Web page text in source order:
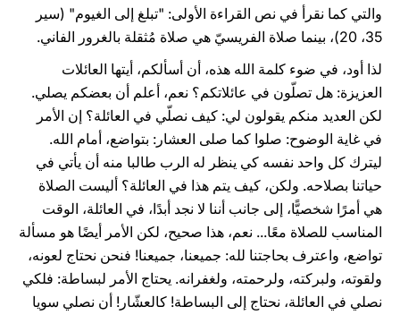
والتي كما نقرأ في نص القراءة الأولى: "تبلغ إلى الغيوم" (سير
35، 20)، بينما صلاة الفريسيّ هي صلاة مُثقلة بالغرور الفاني.
لذا أود، في ضوء كلمة الله هذه، أن أسألكم، أيتها العائلات
العزيزة: هل تصلّون في عائلاتكم؟ نعم، أعلم أن بعضكم يصلي.
لكن العديد منكم يقولون لي: كيف نصلّي في العائلة؟ إن الأمر
في غاية الوضوح: صلوا كما صلى العشار: بتواضع، أمام الله.
ليترك كل واحد نفسه كي ينظر له الرب طالبا منه أن يأتي في
حياتنا بصلاحه. ولكن، كيف يتم هذا في العائلة؟ أليست الصلاة
هي أمرًا شخصيًّا، إلى جانب أننا لا نجد أبدًا، في العائلة، الوقت
المناسب للصلاة معًا... نعم، هذا صحيح، لكن الأمر أيضًا هو مسألة
تواضع، واعترف بحاجتنا لله: جميعنا، جميعنا! فنحن نحتاج لعونه،
ولقوته، ولبركته، ولرحمته، ولغفرانه. يحتاج الأمر لبساطة: فلكي
نصلي في العائلة، نحتاج إلى البساطة! كالعشّار! أن نصلي سويا